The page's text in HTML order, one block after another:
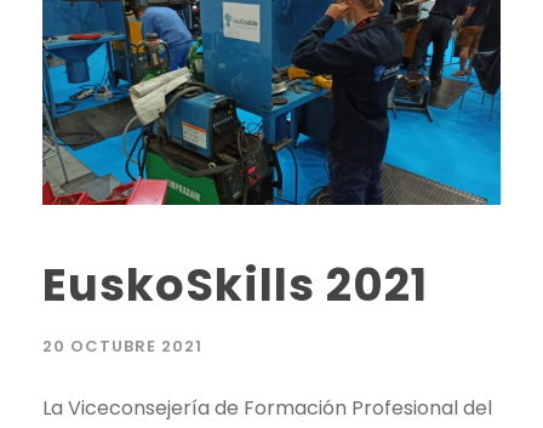
EuskoSkills 2021
20 OCTUBRE 2021
La Viceconsejería de Formación Profesional del